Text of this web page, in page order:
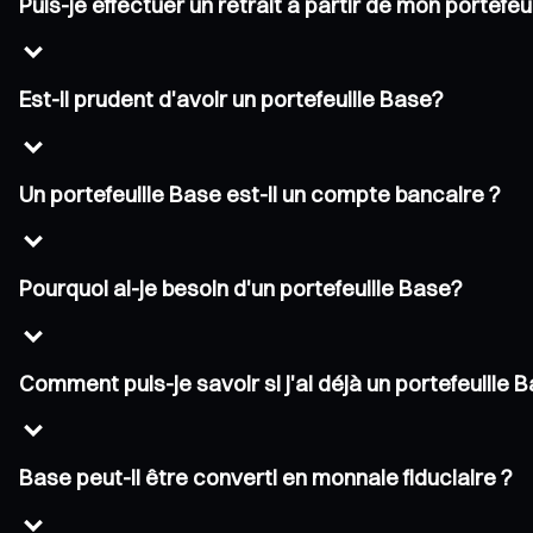
Est-il prudent d'avoir un portefeuille Base?
Un portefeuille Base est-il un compte bancaire ?
Pourquoi ai-je besoin d'un portefeuille Base?
Comment puis-je savoir si j'ai déjà un portefeuille
Base peut-il être converti en monnaie fiduciaire ?